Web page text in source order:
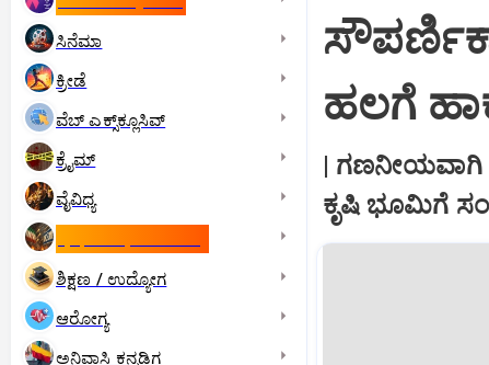
ಸಿನೆಮಾ
ಕ್ರೀಡೆ
ವೆಬ್ ಎಕ್ಸ್‌ಕ್ಲೂಸಿವ್
ಕ್ರೈಮ್
ವೈವಿಧ್ಯ
ಶಿಕ್ಷಣ / ಉದ್ಯೋಗ
ಆರೋಗ್ಯ
ಅನಿವಾಸಿ ಕನ್ನಡಿಗ
ಹಲಗೆ
| ಗಣನೀಯವಾಗಿ
ಕೃಷಿ ಭೂಮಿಗೆ